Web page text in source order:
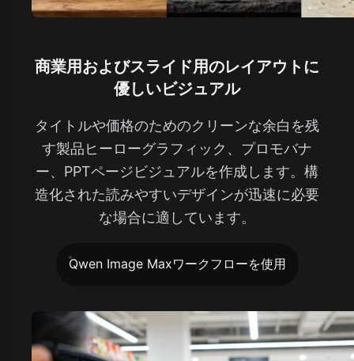
商業用およびスライド用のレイアウトに
優しいビジュアル
タイトルや価格のためのクリーンな余白を残
す製品ヒーローグラフィック、プロモバナ
ー、PPTページビジュアルを作成します。構
造化された読みやすいデザインが迅速に必要
な場合に適しています。
Qwen Image Maxワークフローを使用